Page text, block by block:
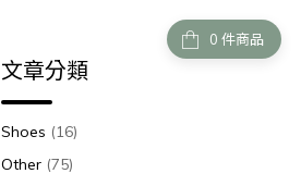
件商品
文章分類
Shoes (16)
Other (75)